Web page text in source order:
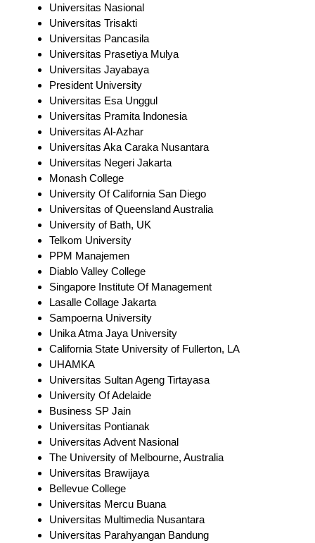
Universitas Nasional
Universitas Trisakti
Universitas Pancasila
Universitas Prasetiya Mulya
Universitas Jayabaya
President University
Universitas Esa Unggul
Universitas Pramita Indonesia
Universitas Al-Azhar
Universitas Aka Caraka Nusantara
Universitas Negeri Jakarta
Monash College
University Of California San Diego
Universitas of Queensland Australia
University of Bath, UK
Telkom University
PPM Manajemen
Diablo Valley College
Singapore Institute Of Management
Lasalle Collage Jakarta
Sampoerna University
Unika Atma Jaya University
California State University of Fullerton, LA
UHAMKA
Universitas Sultan Ageng Tirtayasa
University Of Adelaide
Business SP Jain
Universitas Pontianak
Universitas Advent Nasional
The University of Melbourne, Australia
Universitas Brawijaya
Bellevue College
Universitas Mercu Buana
Universitas Multimedia Nusantara
Universitas Parahyangan Bandung